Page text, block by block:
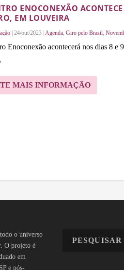
ENOCONEXÃO
EM LOUVEIRA
24/out/2023 Agenda, Giro pelo Brasil,
Enoconexão acontecerá nos dias 8 e
MAIS INFORMAÇÃO
o universo
O projeto é
em
e pós-